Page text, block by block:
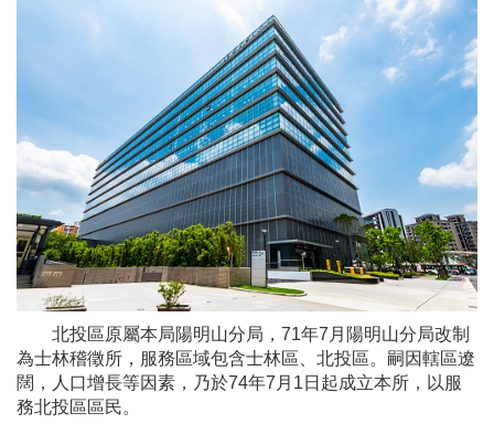
北投區原屬本局陽明山分局，71年7月陽明山分局改制
為士林稽徵所，服務區域包含士林區、北投區。嗣因轄區遼
闊，人口增長等因素，乃於74年7月1日起成立本所，以服
務北投區區民。